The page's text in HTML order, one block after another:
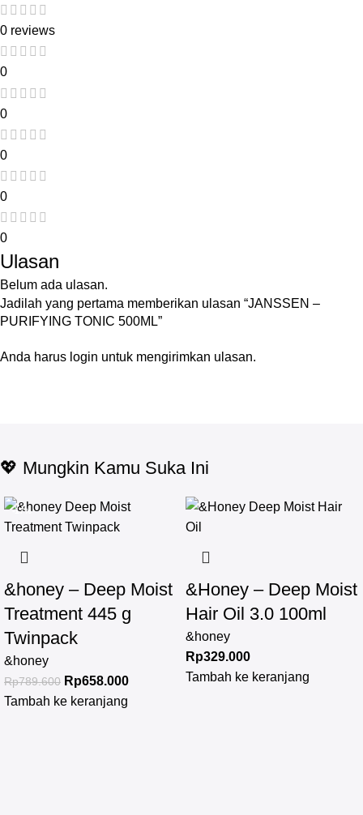
0 reviews
0
0
0
0
0
Ulasan
Belum ada ulasan.
Jadilah yang pertama memberikan ulasan “JANSSEN –
PURIFYING TONIC 500ML”
Anda harus login untuk mengirimkan ulasan.
💖 Mungkin Kamu Suka Ini
-17%
&honey – Deep Moist
Treatment 445 g
Twinpack
&honey
Rp789.600 Rp658.000
Tambah ke keranjang
&Honey – Deep Moist
Hair Oil 3.0 100ml
&honey
Rp329.000
Tambah ke keranjang